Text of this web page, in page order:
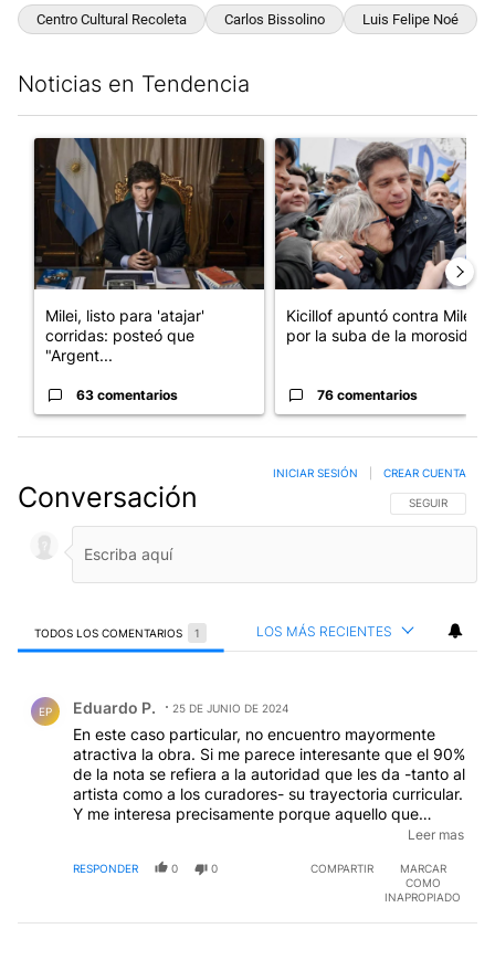
Centro Cultural Recoleta Carlos Bissolino Luis Felipe Noé
Noticias en Tendencia
Un artículo de tendencia con el título "Milei, listo para 'atajar'
Milei, listo para 'atajar'
corridas: posteó que
"Argent...
63 comentarios
Un artículo de tendencia con
Kicillof apuntó contra Milei
por la suba de la morosida...
76 comentarios
Conversación SIGA ESTA
SEGUIR
INICIAR SESIÓN CREAR CUENTA
TODOS LOS COMENTARIOS 1 LOS MÁS RECIENTES
EP Eduardo P. 25 DE JUNIO DE 2024
En este caso particular, no encuentro mayormente
atractiva la obra. Si me parece interesante que el 90%
de la nota se refiera a la autoridad que les da -tanto al
artista como a los curadores- su trayectoria curricular.
Y me interesa precisamente porque aquello que
(confieso) no me despierta el menor interés estético,
la pintura. Parece evidente que hay un divorcio
demasiado importante entre los estudiosos del arte y
Leer mas
RESPONDER 0 0 COMPARTIR
MARCAR
COMO
INAPROPIADO